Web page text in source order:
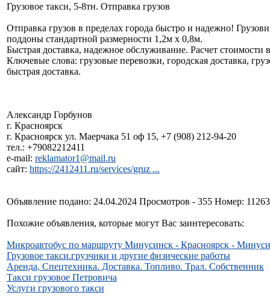
Грузовое такси, 5-8тн. Отправка грузов
Отправка грузов в пределах города быстро и надежно!
поддоны стандартной размерности 1,2м х 0,8м.
Быстрая доставка, надежное обслуживание. Расчет стоимости
Ключевые слова: грузовые перевозки, городская доставка,
быстрая доставка.
Александр Горбунов
г. Красноярск
г. Красноярск ул. Маерчака 51 оф 15, +7 (908) 212-94-20
тел.: +79082212411
e-mail: reklamator1@mail.ru
сайт: https://2412411.ru/services/gruz ...
Объявление подано: 24.04.2024 Просмотров - 355 Номер:
Похожие объявления, которые могут Вас заинтересовать:
Микроавтобус по маршруту Минусинск - Красноярск -
Грузовое такси.грузчики и другие физические работы
Аренда, Спецтехника. Доставка. Топливо. Трал. Собственник
Такси грузовое Петровича
Услуги грузового такси